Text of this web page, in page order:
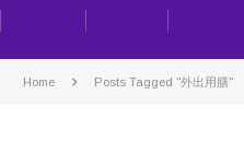
Home Posts Tagged "外出用膳"